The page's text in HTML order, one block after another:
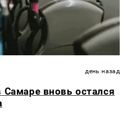
день назад
вновь остался